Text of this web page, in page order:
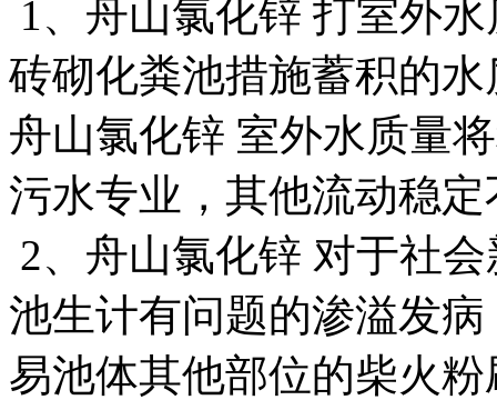
1、舟山氯化锌 打室外
砖砌化粪池措施蓄积的
舟山氯化锌 室外水质量
污水专业，其他流动稳
2、舟山氯化锌 对于社
池生计有问题的渗溢发
易池体其他部位的柴火